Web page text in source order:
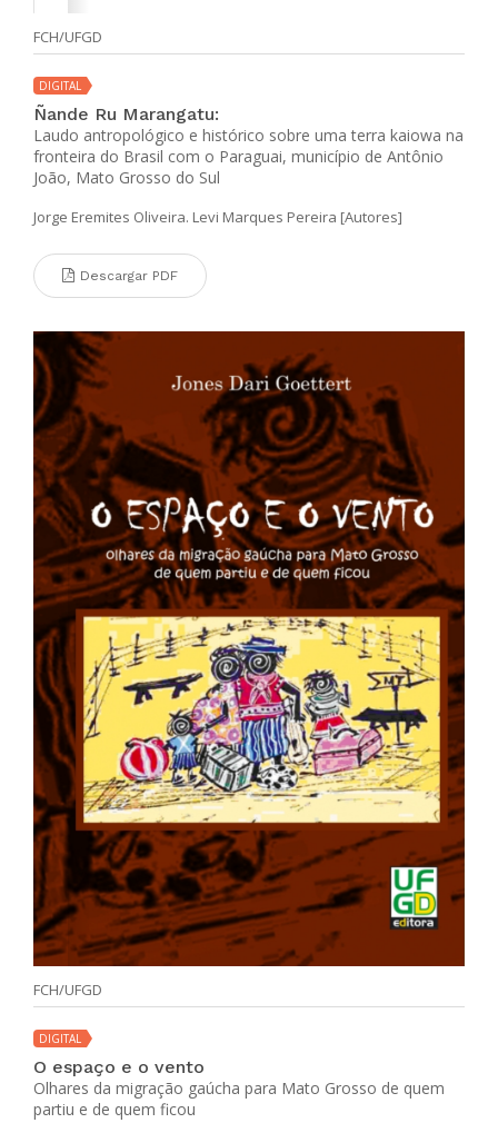
FCH/UFGD
DIGITAL
Ñande Ru Marangatu:
Laudo antropológico e histórico sobre uma terra kaiowa na
fronteira do Brasil com o Paraguai, município de Antônio
João, Mato Grosso do Sul
Jorge Eremites Oliveira. Levi Marques Pereira [Autores]
Descargar PDF
FCH/UFGD
DIGITAL
O espaço e o vento
Olhares da migração gaúcha para Mato Grosso de quem
partiu e de quem ficou